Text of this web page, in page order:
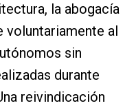
la abogacía
voluntariamente al
sin
durante
reivindicación